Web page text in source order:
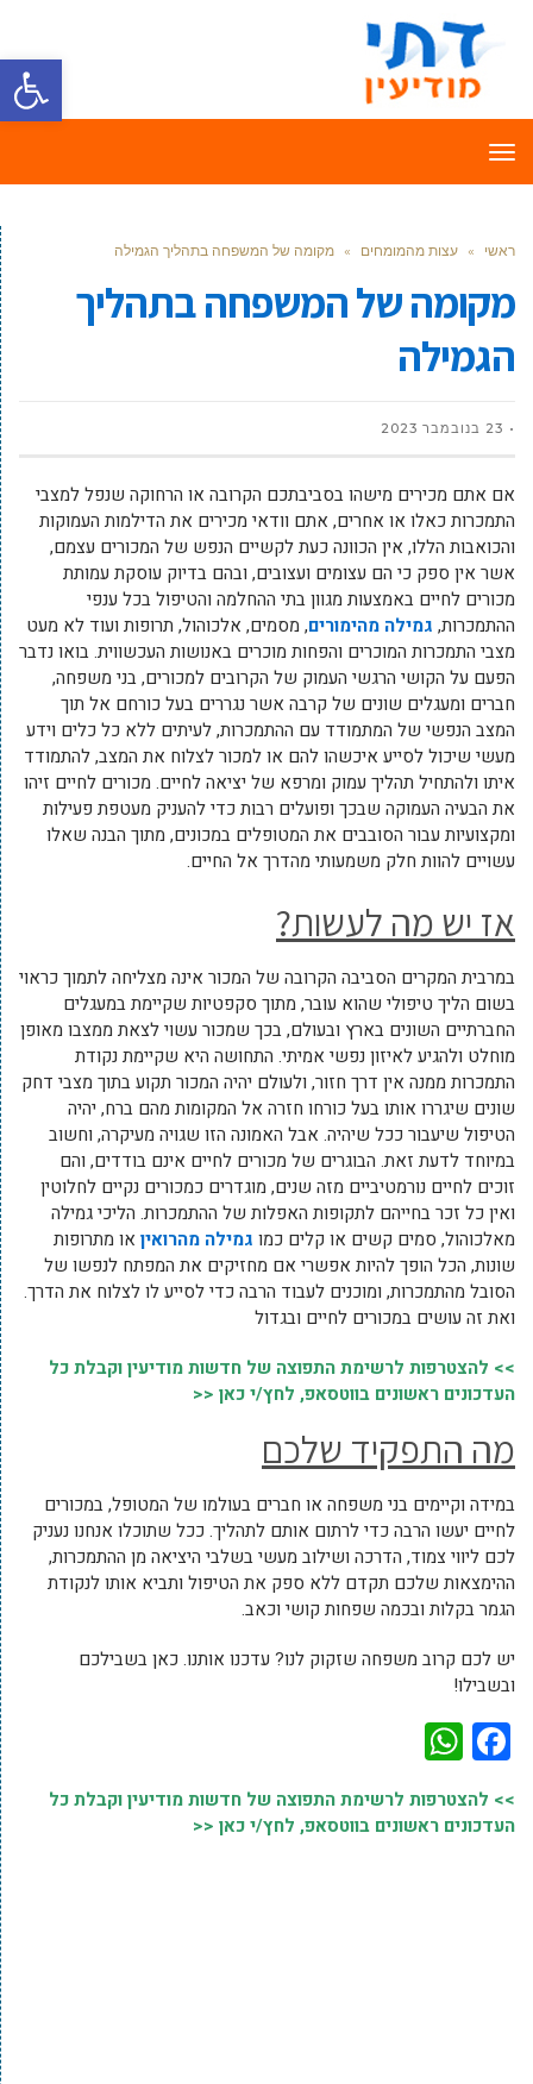
פתח
תפריט
ראשי » עצות מהמומחים » מקומה של המשפחה בתהליך הגמילה
מקומה של המשפחה בתהליך
הגמילה
23 בנובמבר 2023
אם אתם מכירים מישהו בסביבתכם הקרובה או הרחוקה שנפל למצבי
התמכרות כאלו או אחרים, אתם וודאי מכירים את הדילמות העמוקות
והכואבות הללו, אין הכוונה כעת לקשיים הנפש של המכורים עצמם,
אשר אין ספק כי הם עצומים ועצובים, ובהם בדיוק עוסקת עמותת
מכורים לחיים באמצעות מגוון בתי ההחלמה והטיפול בכל ענפי
ההתמכרות, גמילה מהימורים, מסמים, אלכוהול, תרופות ועוד לא מעט
מצבי התמכרות המוכרים והפחות מוכרים באנושות העכשווית. בואו נדבר
הפעם על הקושי הרגשי העמוק של הקרובים למכורים, בני משפחה,
חברים ומעגלים שונים של קרבה אשר נגררים בעל כורחם אל תוך
המצב הנפשי של המתמודד עם ההתמכרות, לעיתים ללא כל כלים וידע
מעשי שיכול לסייע איכשהו להם או למכור לצלוח את המצב, להתמודד
איתו ולהתחיל תהליך עמוק ומרפא של יציאה לחיים. מכורים לחיים זיהו
את הבעיה העמוקה שבכך ופועלים רבות כדי להעניק מעטפת פעילות
ומקצועיות עבור הסובבים את המטופלים במכונים, מתוך הבנה שאלו
עשויים להוות חלק משמעותי מהדרך אל החיים.
אז יש מה לעשות?
במרבית המקרים הסביבה הקרובה של המכור אינה מצליחה לתמוך כראוי
בשום הליך טיפולי שהוא עובר, מתוך סקפטיות שקיימת במעגלים
החברתיים השונים בארץ ובעולם, בכך שמכור עשוי לצאת ממצבו מאופן
מוחלט ולהגיע לאיזון נפשי אמיתי. התחושה היא שקיימת נקודת
התמכרות ממנה אין דרך חזור, ולעולם יהיה המכור תקוע בתוך מצבי דחק
שונים שיגררו אותו בעל כורחו חזרה אל המקומות מהם ברח, יהיה
הטיפול שיעבור ככל שיהיה. אבל האמונה הזו שגויה מעיקרה, וחשוב
במיוחד לדעת זאת. הבוגרים של מכורים לחיים אינם בודדים, והם
זוכים לחיים נורמטיביים מזה שנים, מוגדרים כמכורים נקיים לחלוטין
ואין כל זכר בחייהם לתקופות האפלות של ההתמכרות. הליכי גמילה
מאלכוהול, סמים קשים או קלים כמו גמילה מהרואין או מתרופות
שונות, הכל הופך להיות אפשרי אם מחזיקים את המפתח לנפשו של
הסובל מהתמכרות, ומוכנים לעבוד הרבה כדי לסייע לו לצלוח את הדרך.
ואת זה עושים במכורים לחיים ובגדול
>> להצטרפות לרשימת התפוצה של חדשות מודיעין וקבלת כל
העדכונים ראשונים בווטסאפ, לחץ/י כאן <<
מה התפקיד שלכם
במידה וקיימים בני משפחה או חברים בעולמו של המטופל, במכורים
לחיים יעשו הרבה כדי לרתום אותם לתהליך. ככל שתוכלו אנחנו נעניק
לכם ליווי צמוד, הדרכה ושילוב מעשי בשלבי היציאה מן ההתמכרות,
ההימצאות שלכם תקדם ללא ספק את הטיפול ותביא אותו לנקודת
הגמר בקלות ובכמה שפחות קושי וכאב.
יש לכם קרוב משפחה שזקוק לנו? עדכנו אותנו. כאן בשבילכם
ובשבילו!
Facebook
>> להצטרפות לרשימת התפוצה של חדשות מודיעין וקבלת כל
העדכונים ראשונים בווטסאפ, לחץ/י כאן <<